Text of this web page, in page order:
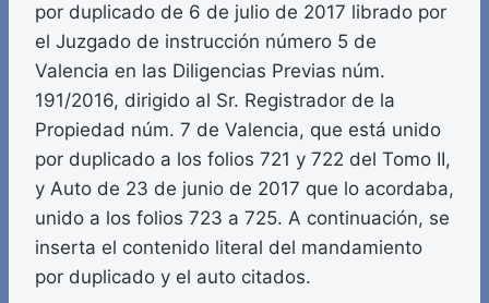
por duplicado de 6 de julio de 2017 librado por
el Juzgado de instrucción número 5 de
Valencia en las Diligencias Previas núm.
191/2016, dirigido al Sr. Registrador de la
Propiedad núm. 7 de Valencia, que está unido
por duplicado a los folios 721 y 722 del Tomo II,
y Auto de 23 de junio de 2017 que lo acordaba,
unido a los folios 723 a 725. A continuación, se
inserta el contenido literal del mandamiento
por duplicado y el auto citados.